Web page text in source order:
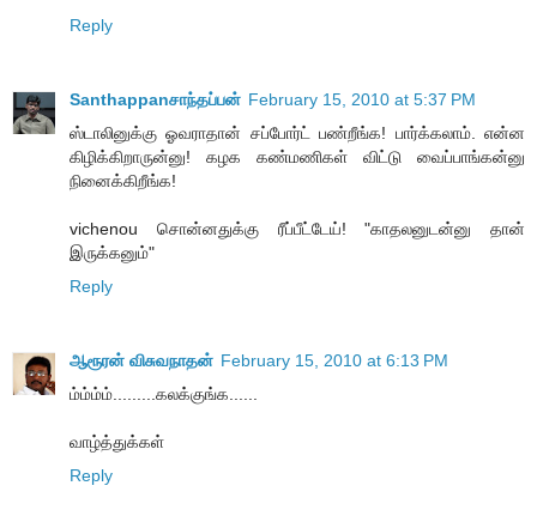
Reply
Santhappanசாந்தப்பன் February 15, 2010 at 5:37 PM
ஸ்டாலினுக்கு ஓவராதான் சப்போர்ட் பண்றீங்க! பார்க்கலாம். என்ன
கிழிக்கிறாருன்னு! க‌ழ‌க‌ க‌ண்ம‌ணிக‌ள் விட்டு வைப்பாங்கன்னு
நினைக்கிறீங்க‌!
vichenou சொன்ன‌துக்கு ரீப்பீட்டேய்! "காத‌ல‌னுட‌ன்னு தான்
இருக்க‌னும்"
Reply
ஆரூரன் விசுவநாதன் February 15, 2010 at 6:13 PM
ம்ம்ம்ம்.........கலக்குங்க......
வாழ்த்துக்கள்
Reply